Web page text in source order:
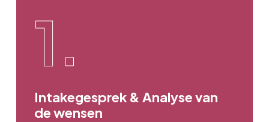
Intakegesprek & Analyse van
de wensen
1.